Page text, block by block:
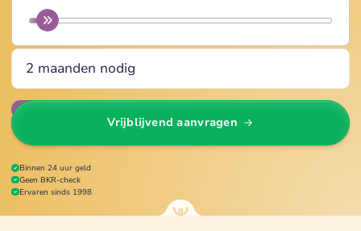
Wijzig
Vrijblijvend aanvragen
Binnen 24 uur geld
Geen BKR-check
Ervaren sinds 1998